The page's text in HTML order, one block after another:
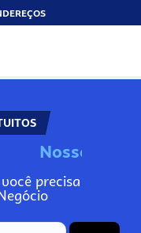
No
precisa